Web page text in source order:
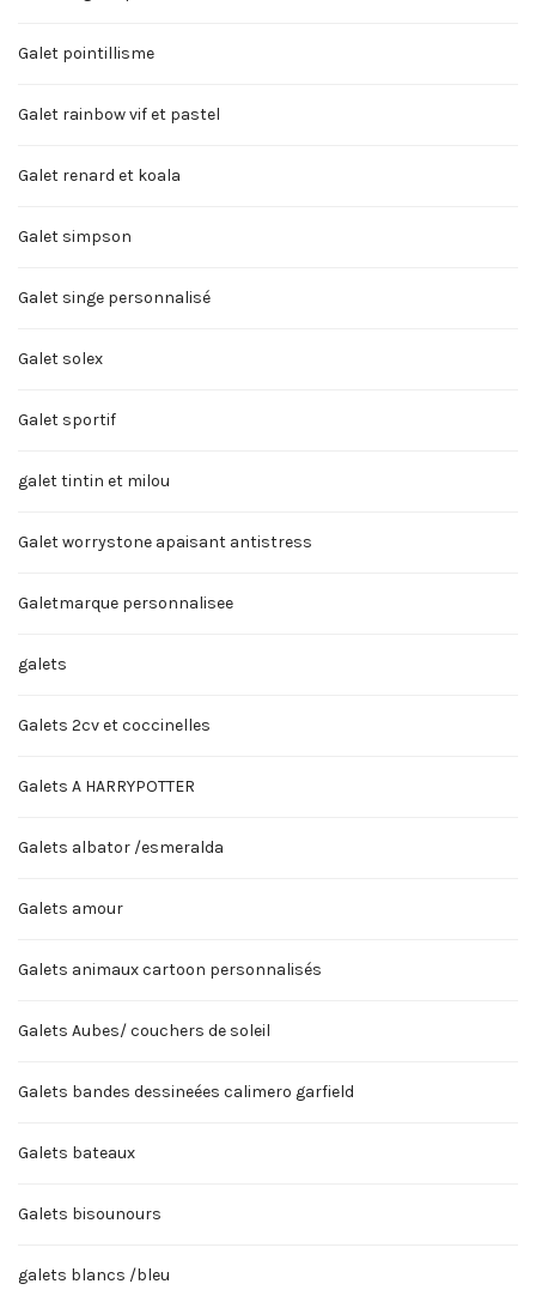
Galet pointillisme
Galet rainbow vif et pastel
Galet renard et koala
Galet simpson
Galet singe personnalisé
Galet solex
Galet sportif
galet tintin et milou
Galet worrystone apaisant antistress
Galetmarque personnalisee
galets
Galets 2cv et coccinelles
Galets A HARRYPOTTER
Galets albator /esmeralda
Galets amour
Galets animaux cartoon personnalisés
Galets Aubes/ couchers de soleil
Galets bandes dessineées calimero garfield
Galets bateaux
Galets bisounours
galets blancs /bleu